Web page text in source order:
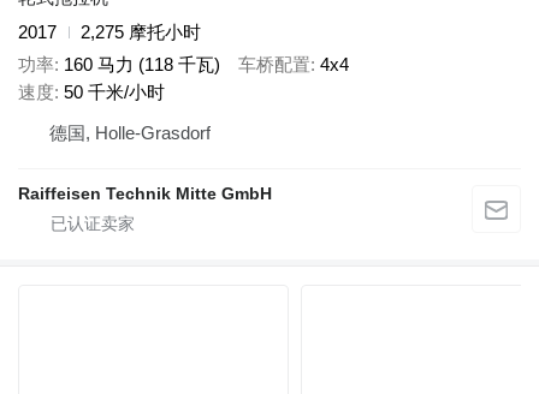
2017
2,275 摩托小时
功率 160 马力 (118 千瓦) 车桥配置 4x4
速度 50 千米/小时
德国, Holle-Grasdorf
Raiffeisen Technik Mitte GmbH